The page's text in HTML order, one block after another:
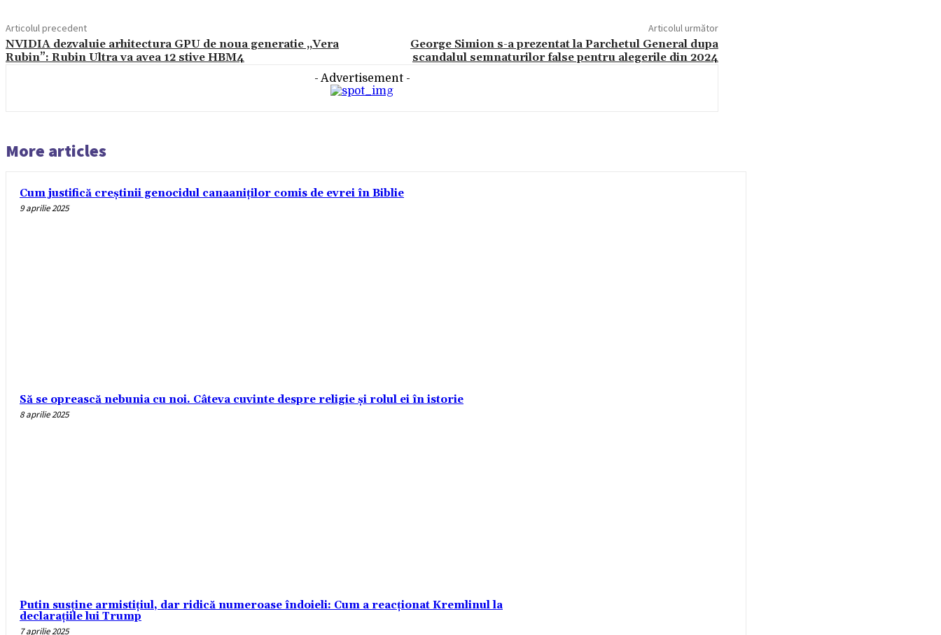
Articolul precedent
NVIDIA dezvaluie arhitectura GPU de noua generatie „Vera
Rubin”: Rubin Ultra va avea 12 stive HBM4
Articolul următor
George Simion s-a prezentat la Parchetul General dupa
scandalul semnaturilor false pentru alegerile din 2024
- Advertisement -
More articles
Cum justifică creștinii genocidul canaaniților comis de evrei în Biblie
9 aprilie 2025
Să se oprească nebunia cu noi. Câteva cuvinte despre religie și rolul ei în istorie
8 aprilie 2025
Putin susține armistițiul, dar ridică numeroase îndoieli: Cum a reacționat Kremlinul la
declarațiile lui Trump
7 aprilie 2025